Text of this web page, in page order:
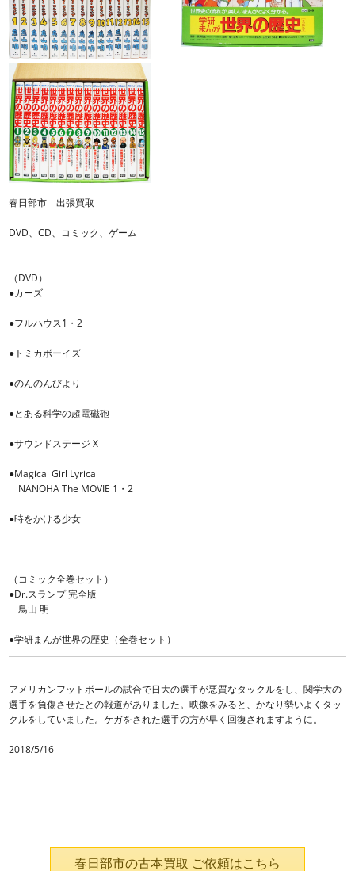
春日部市 出張買取
DVD、CD、コミック、ゲーム
（DVD）
●カーズ
●フルハウス1・2
●トミカボーイズ
●のんのんびより
●とある科学の超電磁砲
●サウンドステージ X
●Magical Girl Lyrical
NANOHA The MOVIE 1・2
●時をかける少女
（コミック全巻セット）
●Dr.スランプ 完全版
鳥山 明
●学研まんが世界の歴史（全巻セット）
アメリカンフットボールの試合で日大の選手が悪質なタックルをし、関学大の
選手を負傷させたとの報道がありました。映像をみると、かなり勢いよくタッ
クルをしていました。ケガをされた選手の方が早く回復されますように。
2018/5/16
春日部市の古本買取 ご依頼はこちら